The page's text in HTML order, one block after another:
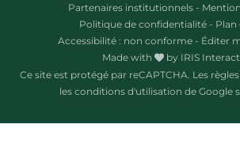
Partenaires institutionnels -
Politique de confidentialité - Plan
Accessibilité : non conforme - Éditer
Made with
by IRIS
Ce site est protégé par reCAPTCHA. Les
les conditions d'utilisation de Google